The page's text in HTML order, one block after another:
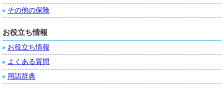
その他の保険
お役立ち情報
お役立ち情報
よくある質問
用語辞典